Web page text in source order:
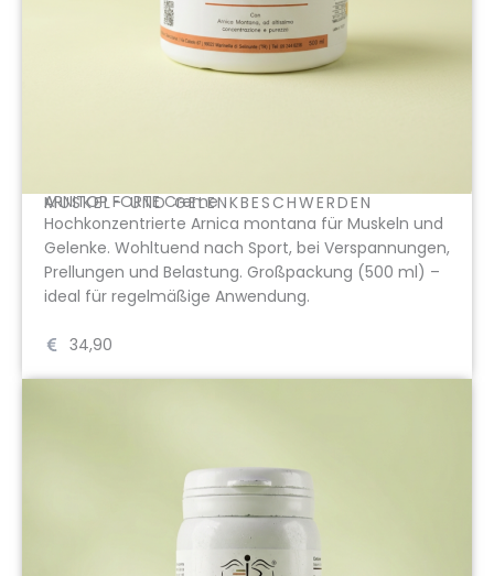
MUSKEL- UND GELENKBESCHWERDEN
ARNITOP FORTE Creme
Hochkonzentrierte Arnica montana für Muskeln und
Gelenke. Wohltuend nach Sport, bei Verspannungen,
Prellungen und Belastung. Großpackung (500 ml) –
ideal für regelmäßige Anwendung.
34,90